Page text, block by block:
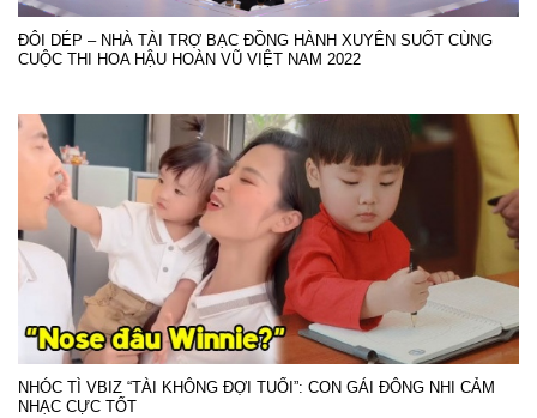
ĐÔI DÉP – NHÀ TÀI TRỢ BẠC ĐỒNG HÀNH XUYÊN SUỐT CÙNG
CUỘC THI HOA HẬU HOÀN VŨ VIỆT NAM 2022
NHÓC TÌ VBIZ “TÀI KHÔNG ĐỢI TUỔI”: CON GÁI ĐÔNG NHI CẢM
NHẠC CỰC TỐT